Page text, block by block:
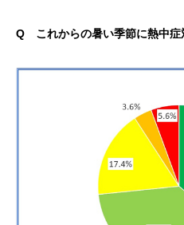
Q これからの暑い季節に熱中症